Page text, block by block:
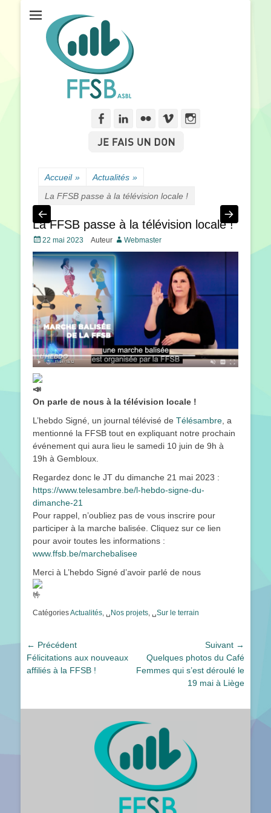
Fédération Francophone des Sourds de Belgique
FacebookLinkedln
Flickr Vimeo
Accueil » Actualités »
La FFSB passe à la télévision locale !
La FFSB passe à la télévision locale !
Posté
le
22 mai 2023 Auteur Webmaster
On parle de nous à la télévision locale !
L’hebdo Signé, un journal télévisé de Télésambre , a
mentionné la FFSB tout en expliquant notre prochain
événement qui aura lieu le samedi 10 juin de 9h à
19h à Gembloux.
Regardez donc le JT du dimanche 21 mai 2023 :
https://www.telesambre.be/l-hebdo-signe-du-
dimanche-21
Pour rappel, n’oubliez pas de vous inscrire pour
participer à la marche balisée. Cliquez sur ce lien
pour avoir toutes les informations :
www.ffsb.be/marchebalisee
Merci à L’hebdo Signé d’avoir parlé de nous
CatégoriesActualités , ␣Nos projets , ␣Sur le terrain
Navigation
de
l’article
← Précédent
Article
précédent :
Félicitations aux nouveaux
affiliés à la FFSB !
Suivant →
Article
suivant :
Quelques photos du Café
Femmes qui s’est déroulé le
19 mai à Liège